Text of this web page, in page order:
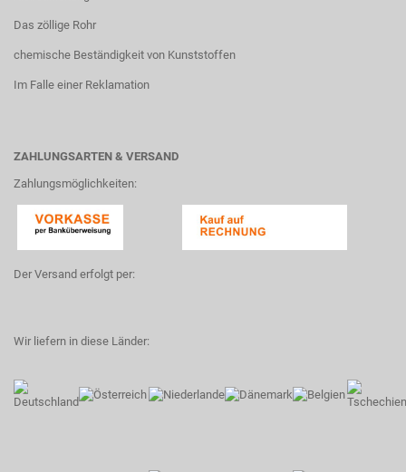
Das zöllige Rohr
chemische Beständigkeit von Kunststoffen
Im Falle einer Reklamation
ZAHLUNGSARTEN & VERSAND
Zahlungsmöglichkeiten:
Der Versand erfolgt per:
Wir liefern in diese Länder: